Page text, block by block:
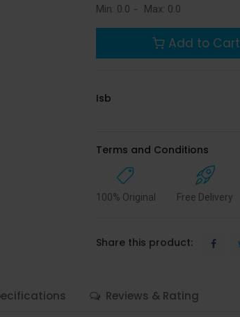
Min: 0.0 - Max: 0.0
Add to Cart
Isb
Terms and Conditions
100% Original Free Delivery
Share this product:
Reviews & Rating